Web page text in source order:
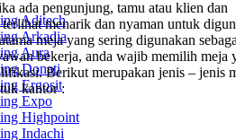
Aditech
Arkadia
Aura
Donati
Ergosit
Expo
Highpoint
Indachi
ada pengunjung, tamu atau klien dan
menarik dan nyaman untuk
meja yang sering digunakan
bekerja, anda wajib memilih meja
Berikut merupakan jenis – jenis
kantor :